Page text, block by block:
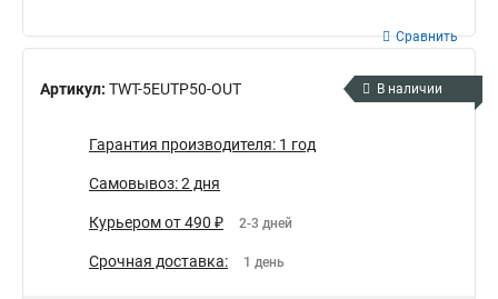
Артикул: TWT-5EUTP50-OUT
Сравнить
В наличии
Гарантия производителя: 1 год
Самовывоз: 2 дня
Курьером от 490 ₽ 2-3 дней
Срочная доставка: 1 день